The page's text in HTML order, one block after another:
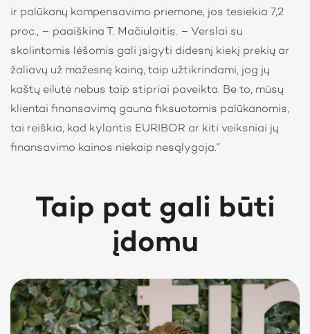
ir palūkanų kompensavimo priemone, jos tesiekia 7,2
proc., – paaiškina T. Mačiulaitis. – Verslai su
skolintomis lėšomis gali įsigyti didesnį kiekį prekių ar
žaliavų už mažesnę kainą, taip užtikrindami, jog jų
kaštų eilutė nebus taip stipriai paveikta. Be to, mūsų
klientai finansavimą gauna fiksuotomis palūkanomis,
tai reiškia, kad kylantis EURIBOR ar kiti veiksniai jų
finansavimo kainos niekaip nesąlygoja.“
Taip pat gali būti
įdomu